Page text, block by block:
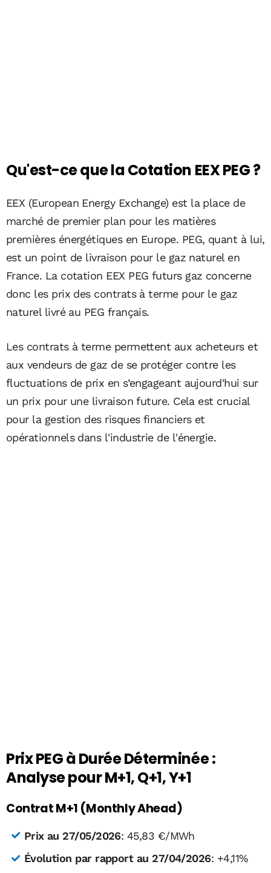
Qu'est-ce que la Cotation EEX PEG ?
EEX (European Energy Exchange) est la place de
marché de premier plan pour les matières
premières énergétiques en Europe. PEG, quant à lui,
est un point de livraison pour le gaz naturel en
France. La cotation EEX PEG futurs gaz concerne
donc les prix des contrats à terme pour le gaz
naturel livré au PEG français.
Les contrats à terme permettent aux acheteurs et
aux vendeurs de gaz de se protéger contre les
fluctuations de prix en s’engageant aujourd'hui sur
un prix pour une livraison future. Cela est crucial
pour la gestion des risques financiers et
opérationnels dans l'industrie de l'énergie.
Prix PEG à Durée Déterminée :
Analyse pour M+1, Q+1, Y+1
Contrat M+1 (Monthly Ahead)
Prix au 27/05/2026: 45,83 €/MWh
Évolution par rapport au 27/04/2026: +4,11%